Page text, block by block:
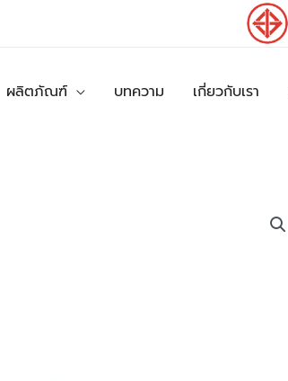
ผลิตภัณฑ์ บทความ เกี่ยวกับเรา